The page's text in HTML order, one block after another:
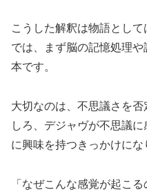
こうした解釈は物語とし
では、まず脳の記憶処理
本です。
大切なのは、不思議さを
しろ、デジャヴが不思議
に興味を持つきっかけにな
「なぜこんな感覚が起こ